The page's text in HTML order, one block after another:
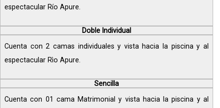
espectacular Río Apure.
Doble Individual
Cuenta con 2 camas individuales y vista hacia la piscina y al
espectacular Rìo Apure.
Sencilla
Cuenta con 01 cama Matrimonial y vista hacia la piscina y al